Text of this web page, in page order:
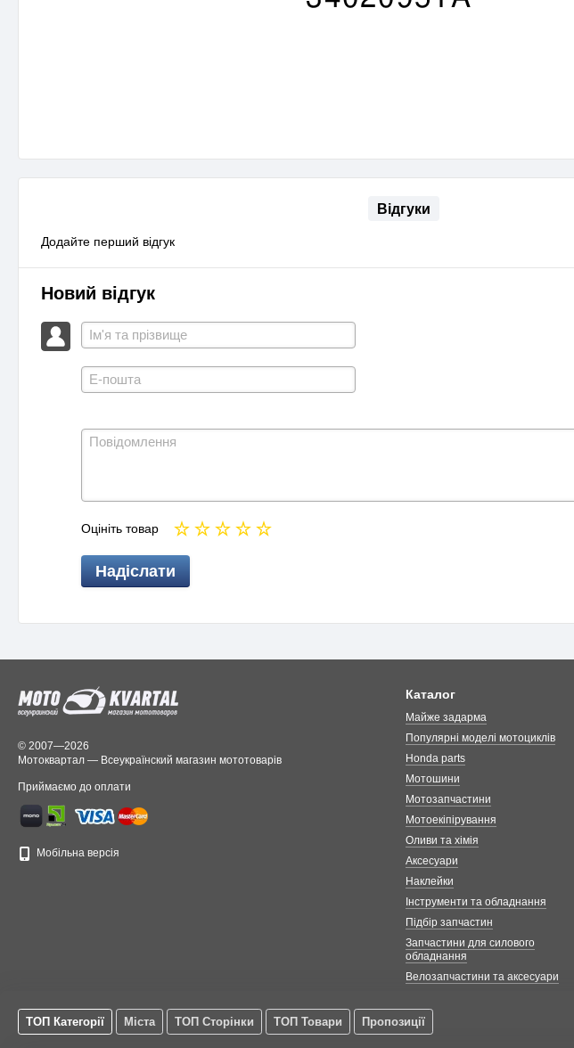
Відгуки
Додайте перший відгук
Новий відгук
Оцініть товар
Надіслати
© 2007—2026
Мотоквартал — Всеукраїнский магазин мототоварів
Приймаємо до оплати
Мобільна версія
Каталог
Майже задарма
Популярні моделі мотоциклів
Honda parts
Мотошини
Мотозапчастини
Мотоекіпірування
Оливи та хімія
Аксесуари
Наклейки
Інструменти та обладнання
Підбір запчастин
Запчастини для силового
обладнання
Велозапчастини та аксесуари
ТОП Категорії Міста ТОП Сторінки ТОП Товари Пропозиції